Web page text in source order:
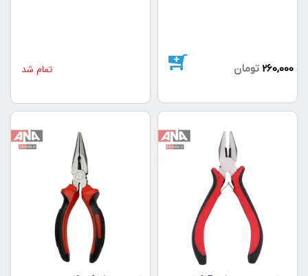
260,000 تومان تمام شد